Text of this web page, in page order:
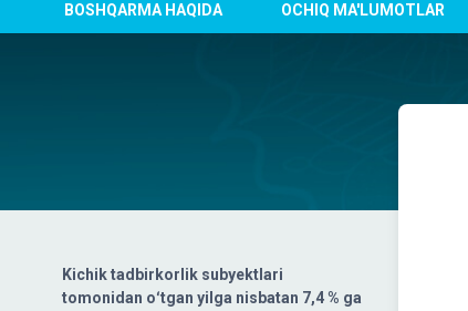
BOSHQARMA HAQIDA OCHIQ MA'LUMOTLAR
Kichik tadbirkorlik subyektlari
tomonidan oʻtgan yilga nisbatan 7,4 % ga